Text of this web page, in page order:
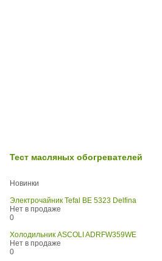
Тест масляных обогревателей
Новинки
Электрочайник Tefal BE 5323 Delfina
Нет в продаже
0
Холодильник ASCOLI ADRFW359WE
Нет в продаже
0